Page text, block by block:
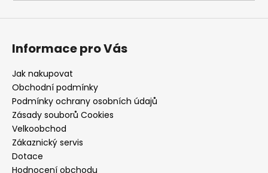
Informace pro Vás
Jak nakupovat
Obchodní podmínky
Podmínky ochrany osobních údajů
Zásady souborů Cookies
Velkoobchod
Zákaznický servis
Dotace
Hodnocení obchodu